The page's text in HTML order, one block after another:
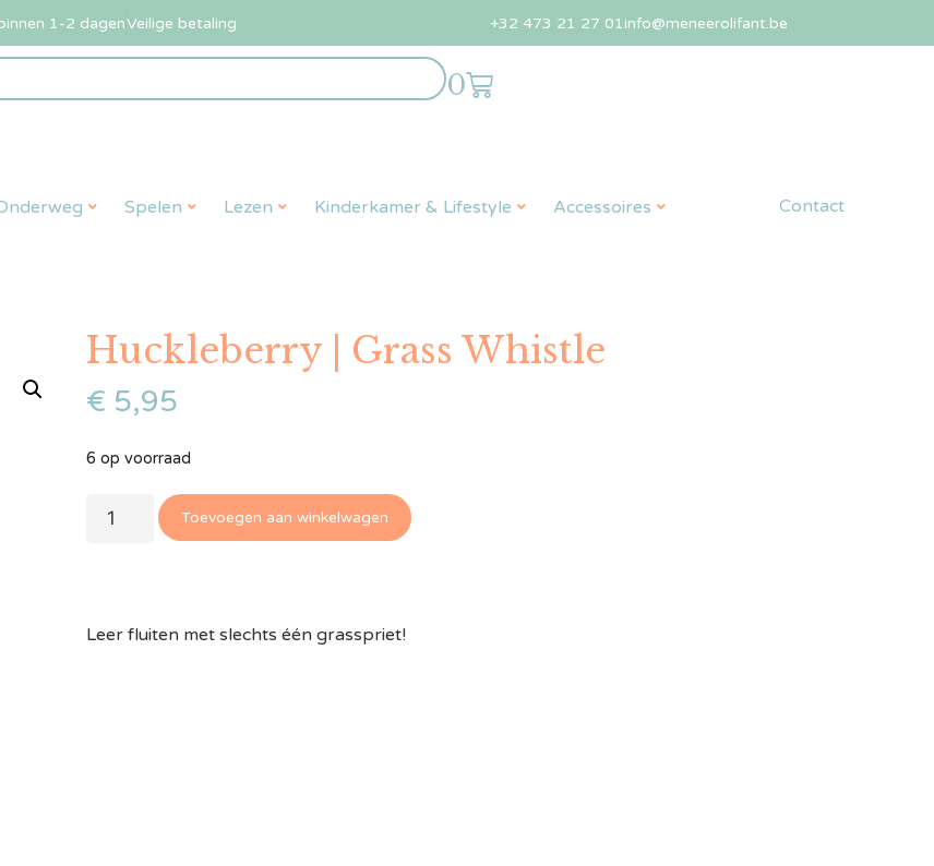
1-2 dagenVeilige betaling +32 473 21 27 01info@meneerolifant.be
0
Spelen Lezen Kinderkamer & Lifestyle Accessoires Contact
Huckleberry | Grass Whistle
€ 5,95
6 op voorraad
Toevoegen aan winkelwagen
Leer fluiten met slechts één grasspriet!